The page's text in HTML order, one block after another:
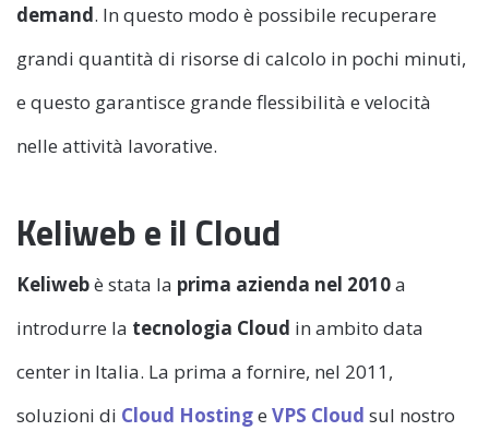
demand. In questo modo è possibile recuperare
grandi quantità di risorse di calcolo in pochi minuti,
e questo garantisce grande flessibilità e velocità
nelle attività lavorative.
Keliweb e il Cloud
Keliwebè stata la prima azienda nel 2010a
introdurre la tecnologia Cloud in ambito data
center in Italia. La prima a fornire, nel 2011,
soluzioni di Cloud Hostinge VPS Cloud sul nostro